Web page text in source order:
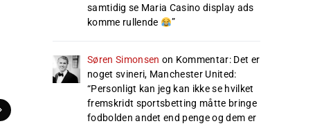
samtidig se Maria Casino display ads
komme rullende
”
Søren Simonsen on Kommentar: Det er
noget svineri, Manchester United:
“Personligt kan jeg kan ikke se hvilket
fremskridt sportsbetting måtte bringe
fodbolden andet end penge og dem er